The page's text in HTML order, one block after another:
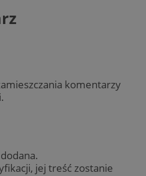
komentarzy
jej treść zostanie